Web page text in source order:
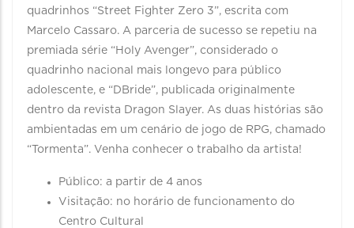
quadrinhos “Street Fighter Zero 3”, escrita com
Marcelo Cassaro. A parceria de sucesso se repetiu na
premiada série “Holy Avenger”, considerado o
quadrinho nacional mais longevo para público
adolescente, e “DBride”, publicada originalmente
dentro da revista Dragon Slayer. As duas histórias são
ambientadas em um cenário de jogo de RPG, chamado
“Tormenta”. Venha conhecer o trabalho da artista!
Público: a partir de 4 anos
Visitação: no horário de funcionamento do
Centro Cultural